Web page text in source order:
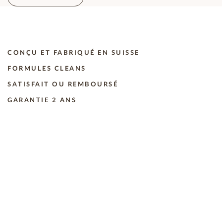
CONÇU ET FABRIQUÉ EN SUISSE
FORMULES CLEANS
SATISFAIT OU REMBOURSÉ
GARANTIE 2 ANS